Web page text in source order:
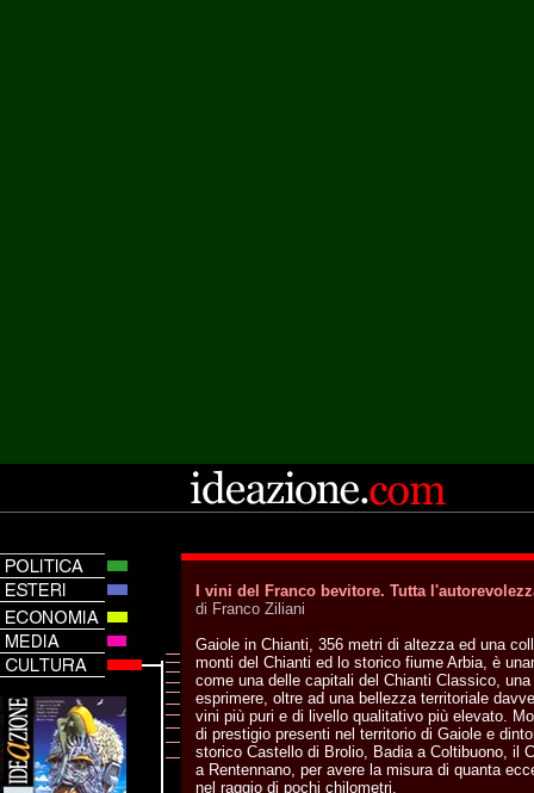
I vini del Franco bevitore. Tutta
di Franco Ziliani
Gaiole in Chianti, 356 metri di altezza ed una
monti del Chianti ed lo storico fiume Arbia, è
come una delle capitali del Chianti Classico,
esprimere, oltre ad una bellezza territoriale
vini più puri e di livello qualitativo più elevato.
di prestigio presenti nel territorio di Gaiole e
storico Castello di Brolio, Badia a Coltibuono, il
a Rentennano, per avere la misura di quanta
nel raggio di pochi chilometri.